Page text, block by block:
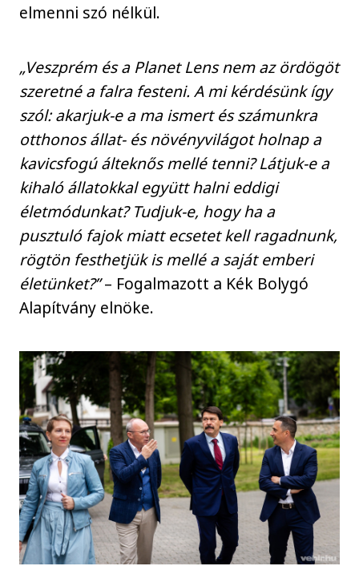
elmenni szó nélkül.
„Veszprém és a Planet Lens nem az ördögöt
szeretné a falra festeni. A mi kérdésünk így
szól: akarjuk-e a ma ismert és számunkra
otthonos állat- és növényvilágot holnap a
kavicsfogú álteknős mellé tenni? Látjuk-e a
kihaló állatokkal együtt halni eddigi
életmódunkat? Tudjuk-e, hogy ha a
pusztuló fajok miatt ecsetet kell ragadnunk,
rögtön festhetjük is mellé a saját emberi
életünket?”– Fogalmazott a Kék Bolygó
Alapítvány elnöke.